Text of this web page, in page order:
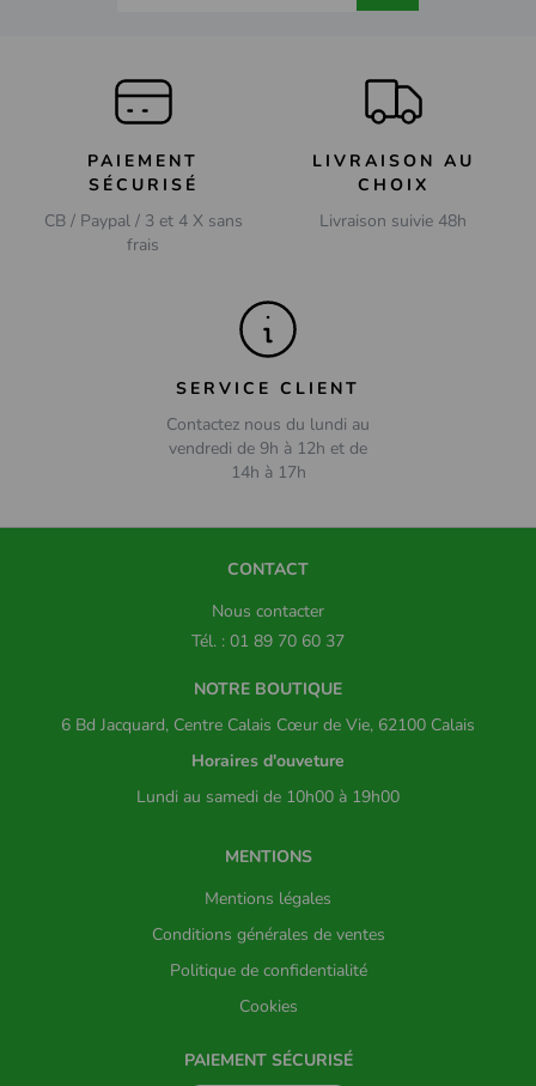
PAIEMENT
SÉCURISÉ
CB / Paypal / 3 et 4 X sans
frais
LIVRAISON AU
CHOIX
Livraison suivie 48h
SERVICE CLIENT
Contactez nous du lundi au
vendredi de 9h à 12h et de
14h à 17h
CONTACT
Nous contacter
Tél. : 01 89 70 60 37
NOTRE BOUTIQUE
6 Bd Jacquard, Centre Calais Cœur de Vie, 62100 Calais
Horaires d'ouveture
Lundi au samedi de 10h00 à 19h00
MENTIONS
Mentions légales
Conditions générales de ventes
Politique de confidentialité
Cookies
PAIEMENT SÉCURISÉ